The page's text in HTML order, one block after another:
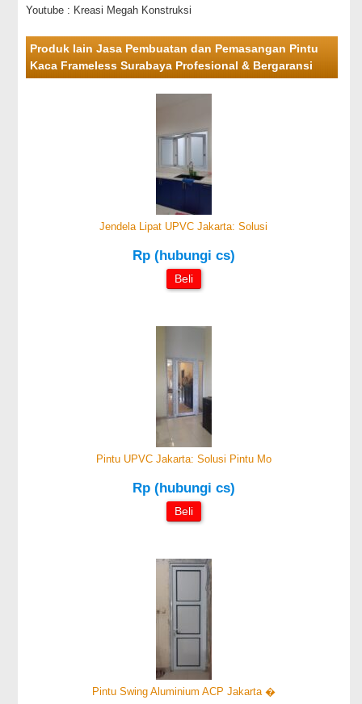
Youtube : Kreasi Megah Konstruksi
Produk lain Jasa Pembuatan dan Pemasangan Pintu
Kaca Frameless Surabaya Profesional & Bergaransi
Jendela Lipat UPVC Jakarta: Solusi
Rp (hubungi cs)
Beli
Pintu UPVC Jakarta: Solusi Pintu Mo
Rp (hubungi cs)
Beli
Pintu Swing Aluminium ACP Jakarta �